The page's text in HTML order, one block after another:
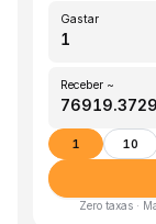
Gastar
Receber ~
1 10
Zero taxas ·